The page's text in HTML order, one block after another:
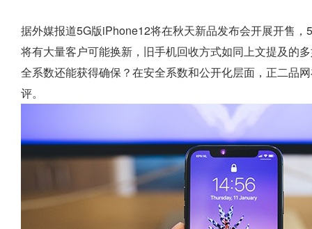
据外媒报道5G版iPhone12将在秋天新品发布会开展开售
将有大量客户可能换新，旧手机回收方式如同上文提及的
全系数还能获得确保？在安全系数和公开化层面，正二品
评。